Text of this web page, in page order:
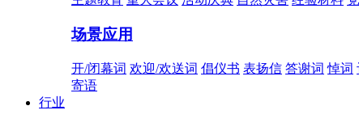
场景应用
开/闭幕词 欢迎/欢送词 倡仪书 表扬信 答谢词 悼词
寄语
行业